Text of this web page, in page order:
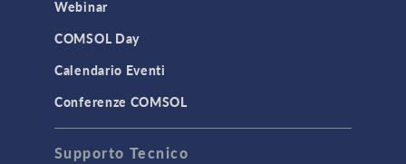
Webinar
COMSOL Day
Calendario Eventi
Conferenze COMSOL
Supporto Tecnico